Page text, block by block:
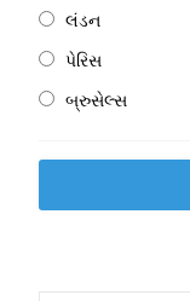
લંડન
પેરિસ
બ્રુસેલ્સ